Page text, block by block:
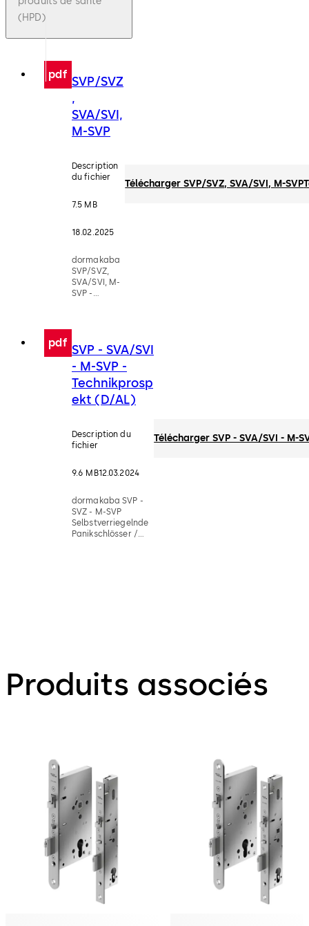
(HPD)
pdf SVP/SVZ
,
SVA/SVI,
M-SVP
Description
du fichier
7.5 MB
18.02.2025
dormakaba
SVP/SVZ,
SVA/SVI, M-
SVP -
verrouillage
automatique
Télécharger SVP/SVZ, SVA/SVI, M-SVP
pdf SVP - SVA/SVI
- M-SVP -
Technikprosp
ekt (D/AL)
Description du
fichier
9.6 MB12.03.2024
dormakaba SVP -
SVZ - M-SVP
Selbstverriegelnde
Panikschlösser /
Télécharger SVP - SVA/SVI - M-
Produits associés